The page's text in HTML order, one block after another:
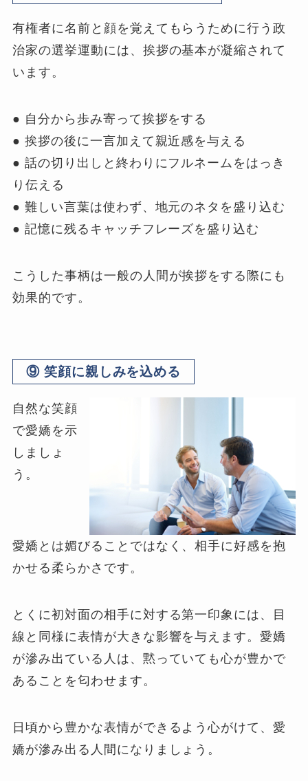
有権者に名前と顔を覚えてもらうために行う政
治家の選挙運動には、挨拶の基本が凝縮されて
います。
● 自分から歩み寄って挨拶をする
● 挨拶の後に一言加えて親近感を与える
● 話の切り出しと終わりにフルネームをはっき
り伝える
● 難しい言葉は使わず、地元のネタを盛り込む
● 記憶に残るキャッチフレーズを盛り込む
こうした事柄は一般の人間が挨拶をする際にも
効果的です。
⑨ 笑顔に親しみを込める
自然な笑顔
で愛嬌を示
しましょ
う。
愛嬌とは媚びることではなく、相手に好感を抱
かせる柔らかさです。
とくに初対面の相手に対する第一印象には、目
線と同様に表情が大きな影響を与えます。愛嬌
が滲み出ている人は、黙っていても心が豊かで
あることを匂わせます。
日頃から豊かな表情ができるよう心がけて、愛
嬌が滲み出る人間になりましょう。